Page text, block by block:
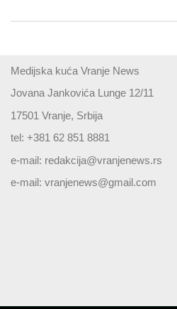
Medijska kuća Vranje News
Jovana Jankovića Lunge 12/11
17501 Vranje, Srbija
tel: +381 62 851 8881
e-mail: redakcija@vranjenews.rs
e-mail: vranjenews@gmail.com